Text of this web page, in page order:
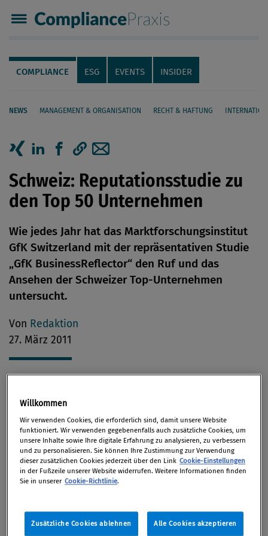
Compliance Praxis
Servicenavigation
Navigation
COMPLIANCE ESG EVENTS INSIDER
NEWS MANAGEMENT & ORGANISATION RECHT & HAFTUNG
Seiteninhalt
Artikel auf Xing teilen
Artikel auf linkedIn teilen
Artikel auf Facebook teilen
Artikellink kopieren
Artikel per Mail teilen
Schweiz: Reputationsstudie zu
den Top 50 Unternehmen
Wie jedes Jahr hat das Marktforschungsinstitut
GfK Switzerland mit der repräsentativen Studie
„GfK BusinessReflector“ den Ruf und das
Ansehen der Schweizer Top-Unternehmen
untersucht.
Von Redaktion
27. März 2011
Die „Swatch Group“ hat sich 2011 den ersten Rang
an der Spitze von 50 führenden Schweizer Firmen
nach einem Jahr Unterbrechung zurückerobert. Die
Unternehmen werden generell positiver beurteilt
als in den letzten zwei Jahren. Von diesem positiven
Reputationsumfeld profitiert die UBS am stärksten,
meisten.
Willkommen
Wir verwenden Cookies, die erforderlich sind, damit unsere Website
funktioniert. Wir verwenden gegebenenfalls auch zusätzliche Cookies, um
unsere Inhalte sowie Ihre digitale Erfahrung zu analysieren, zu verbessern
und zu personalisieren. Sie können Ihre Zustimmung zur Verwendung
dieser zusätzlichen Cookies jederzeit über den Link Cookie-Einstellungen
in der Fußzeile unserer Website widerrufen. Weitere Informationen finden
Sie in unserer Cookie-Richtlinie.
Zusätzliche Cookies ablehnen Alle Cookies akzeptieren